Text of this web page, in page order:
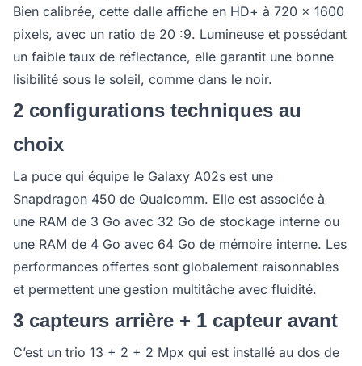
Bien calibrée, cette dalle affiche en HD+ à 720 x 1600
pixels, avec un ratio de 20 :9. Lumineuse et possédant
un faible taux de réflectance, elle garantit une bonne
lisibilité sous le soleil, comme dans le noir.
2 configurations techniques au
choix
La puce qui équipe le Galaxy A02s est une
Snapdragon 450 de Qualcomm. Elle est associée à
une RAM de 3 Go avec 32 Go de stockage interne ou
une RAM de 4 Go avec 64 Go de mémoire interne. Les
performances offertes sont globalement raisonnables
et permettent une gestion multitâche avec fluidité.
3 capteurs arrière + 1 capteur avant
C’est un trio 13 + 2 + 2 Mpx qui est installé au dos de